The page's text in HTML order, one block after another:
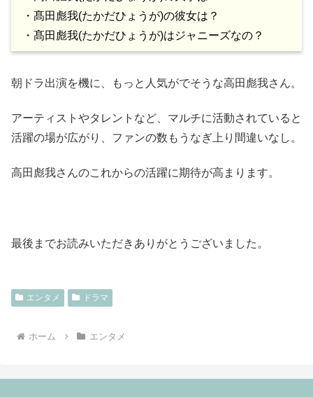
・髙田彪我(たかだひょうが)の彼女は？
・髙田彪我(たかだひょうが)はジャニーズなの？
朝ドラ出演を機に、もっと人気がでそうな高田彪我さん。
アーティストやタレントなど、マルチに活動されていると
活躍の場が広がり、ファンの数もうなぎ上り間違いなし。
高田彪我さんのこれからの活躍に期待が高まります。
最後までお読みいただきありがとうございました。
エンタメ ドラマ
ホーム エンタメ